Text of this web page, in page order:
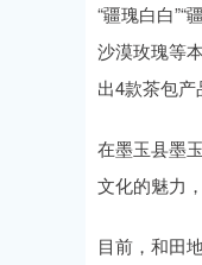
“疆瑰白白
沙漠玫瑰等
出4款茶包产
在墨玉县墨
文化的魅力
目前，和田